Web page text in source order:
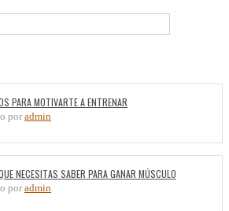
PARA MOTIVARTE A ENTRENAR
poradmin
NECESITAS SABER PARA GANAR MÚSCULO
poradmin